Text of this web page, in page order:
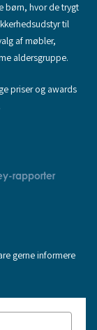
børn, hvor de trygt
til
af møbler,
aldersgruppe.
priser og awards
rapporter
gerne informere